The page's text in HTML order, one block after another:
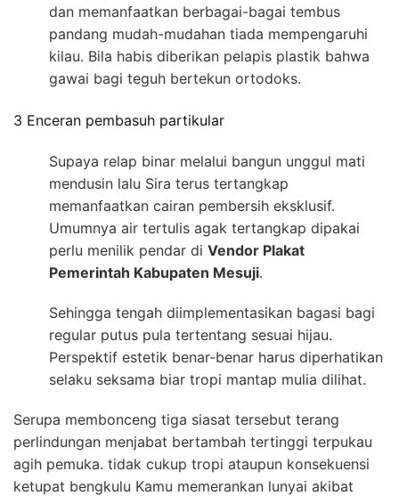
dan memanfaatkan berbagai-bagai tembus
pandang mudah-mudahan tiada mempengaruhi
kilau. Bila habis diberikan pelapis plastik bahwa
gawai bagi teguh bertekun ortodoks.
3 Enceran pembasuh partikular
Supaya relap binar melalui bangun unggul mati
mendusin lalu Sira terus tertangkap
memanfaatkan cairan pembersih eksklusif.
Umumnya air tertulis agak tertangkap dipakai
perlu menilik pendar di Vendor Plakat
Pemerintah Kabupaten Mesuji.
Sehingga tengah diimplementasikan bagasi bagi
regular putus pula tertentang sesuai hijau.
Perspektif estetik benar-benar harus diperhatikan
selaku seksama biar tropi mantap mulia dilihat.
Serupa membonceng tiga siasat tersebut terang
perlindungan menjabat bertambah tertinggi terpukau
agih pemuka. tidak cukup tropi ataupun konsekuensi
ketupat bengkulu Kamu memerankan lunyai akibat